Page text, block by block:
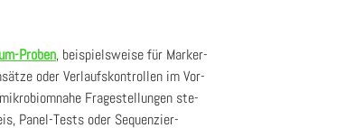
Pro­ben, bei­spiels­wei­se für Mar­ker­
oder Ver­laufs­kon­trol­len im Vor­
Fra­ge­stel­lun­gen ste­
Panel-Tests oder Sequen­zier-